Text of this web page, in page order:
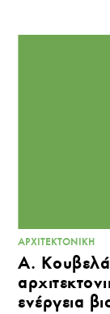
ΑΡΧΙΤΕΚΤΟΝΙΚΉ
Α.
ενέργεια